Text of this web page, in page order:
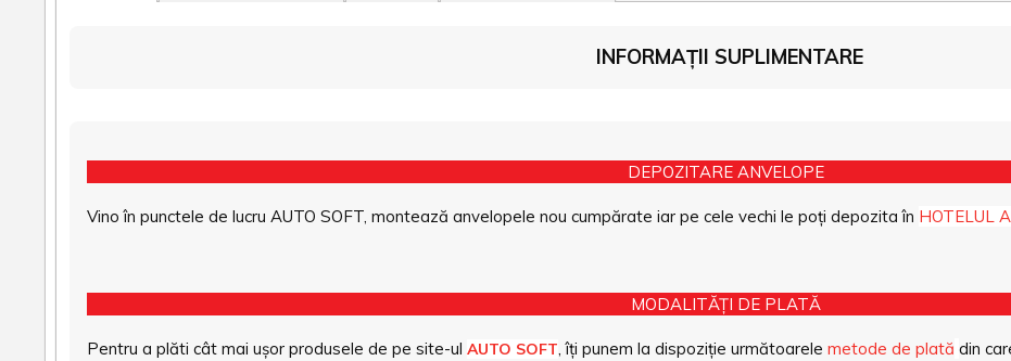
INFORMAȚII SUPLIMENTARE
DEPOZITARE ANVELOPE
Vino în punctele de lucru AUTO SOFT, montează anvelopele nou cumpărate iar pe cele vechi le poți depozita în HOTELUL
MODALITĂȚI DE PLATĂ
Pentru a plăti cât mai ușor produsele de pe site-ul AUTO SOFT, îți punem la dispoziție următoarele metode de plată din